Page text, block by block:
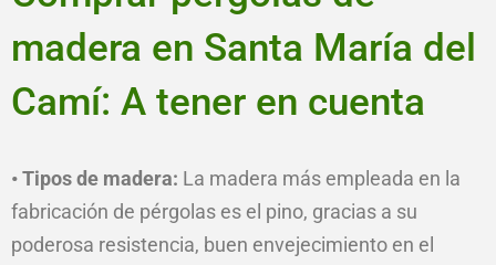
madera en Santa María del
Camí: A tener en cuenta
• Tipos de madera: La madera más empleada en la
fabricación de pérgolas es el pino, gracias a su
poderosa resistencia, buen envejecimiento en el